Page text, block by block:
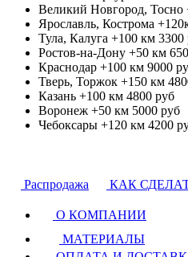
Великий Новгород, Тосно
Ярославль, Кострома
Тула, Калуга +100 км 3300
Ростов-на-Дону +50 км
Краснодар +100 км 9000
Тверь, Торжок +150 км
Казань +100 км 4800 руб
Воронеж +50 км 5000 руб
Чебоксары +120 км 4200
Распродажа КАК
О КОМПАНИИ
МАТЕРИАЛЫ